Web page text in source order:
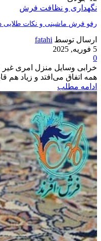
نگهداری و نظافت فرش
رفو فرش ماشینی و نکات طلایی
ارسال توسط fatahi
5 فوریه, 2025
0
خرابی وسایل منزل امری
همه اتفاق می‌افتد و زیاد هم
ادامه مطلب